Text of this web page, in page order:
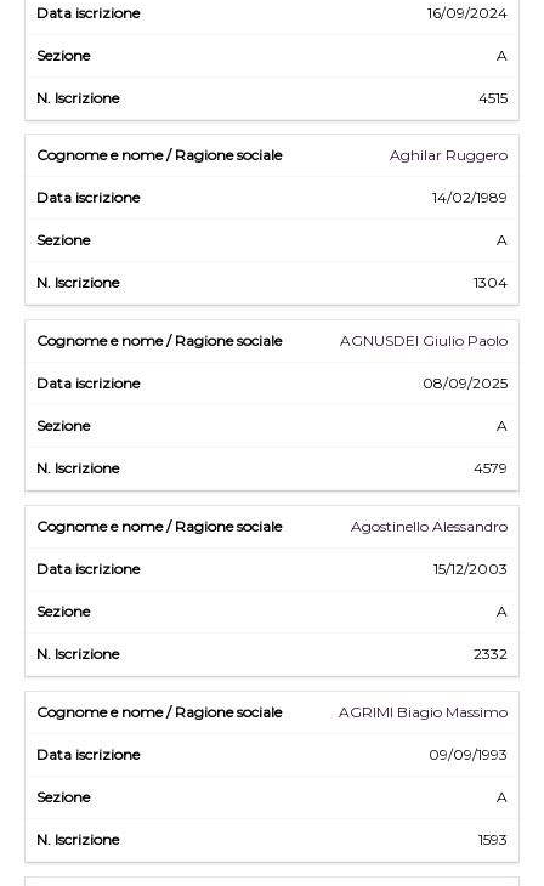
16/09/2024
A
4515
Aghilar Ruggero
14/02/1989
A
1304
AGNUSDEI Giulio Paolo
08/09/2025
A
4579
Agostinello Alessandro
15/12/2003
A
2332
AGRIMI Biagio Massimo
09/09/1993
A
1593